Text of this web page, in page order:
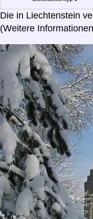
Die in Liechtenstein
(Weitere